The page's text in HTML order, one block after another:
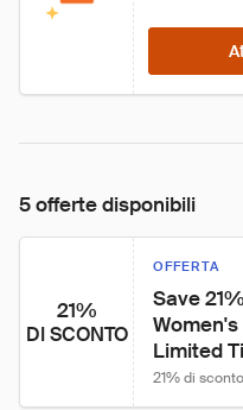
5 offerte disponibili
21%
DI SCONTO
OFFERTA
Save
Limited
21% di sconto